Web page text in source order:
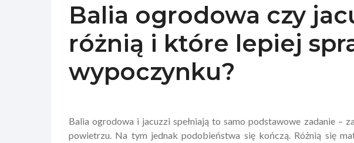
Balia ogrodowa czy
różnią i które lepiej
wypoczynku?
​Balia ogrodowa i jacuzzi spełniają to samo podstawowe zadanie –
powietrzu. Na tym jednak podobieństwa się kończą. Różnią się